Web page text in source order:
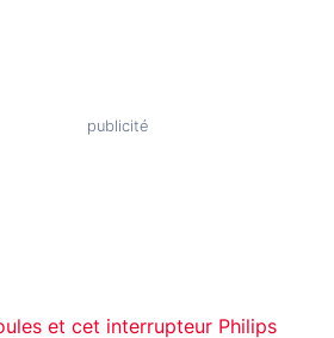
et cet interrupteur Philips